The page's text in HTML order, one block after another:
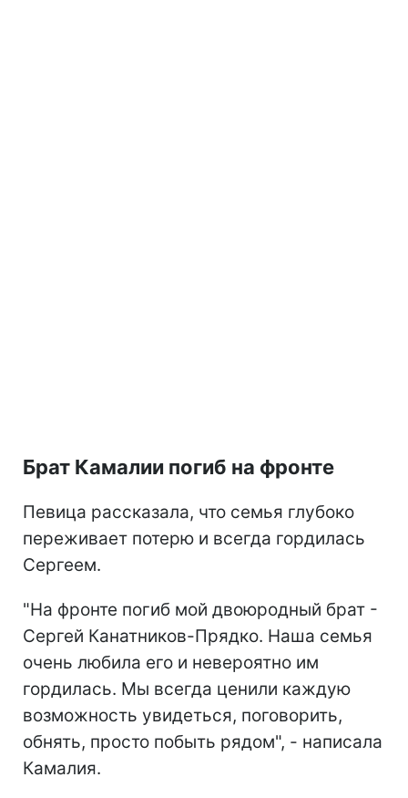
Брат Камалии погиб на фронте
Певица рассказала, что семья глубоко
переживает потерю и всегда гордилась
Сергеем.
"На фронте погиб мой двоюродный брат -
Сергей Канатников-Прядко. Наша семья
очень любила его и невероятно им
гордилась. Мы всегда ценили каждую
возможность увидеться, поговорить,
обнять, просто побыть рядом", - написала
Камалия.